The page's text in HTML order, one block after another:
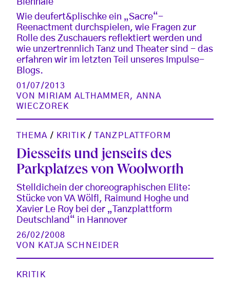
Biennale
Wie deufert&plischke ein „Sacre“-
Reenactment durchspielen, wie Fragen zur
Rolle des Zuschauers reflektiert werden und
wie unzertrennlich Tanz und Theater sind - das
erfahren wir im letzten Teil unseres Impulse-
Blogs.
01/07/2013
VON MIRIAM ALTHAMMER , ANNA
WIECZOREK
THEMA / KRITIK / TANZPLATTFORM
Diesseits und jenseits des
Parkplatzes von Woolworth
Stelldichein der choreographischen Elite:
Stücke von VA Wölfl, Raimund Hoghe und
Xavier Le Roy bei der „Tanzplattform
Deutschland“ in Hannover
26/02/2008
VON
KATJA SCHNEIDER
KRITIK